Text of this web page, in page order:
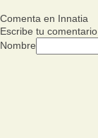
Comenta en Innatia
Escribe tu comentario
Nombre